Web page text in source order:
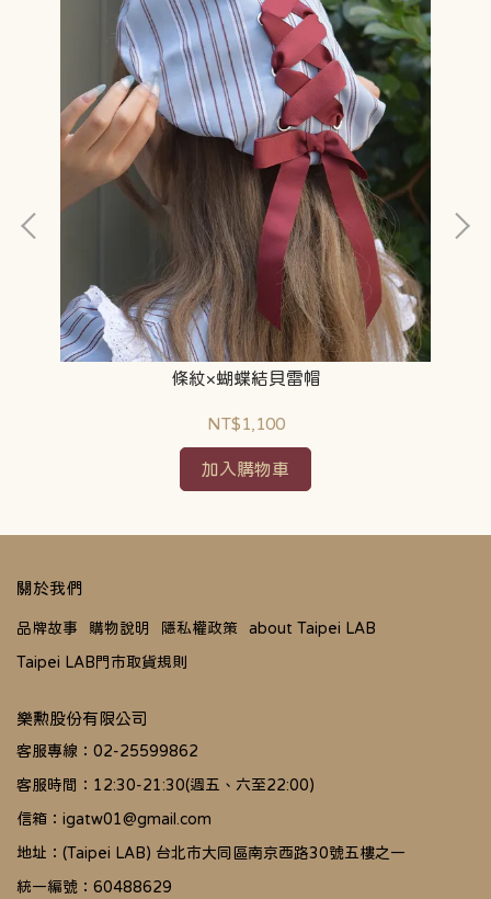
條紋×蝴蝶結貝雷帽
NT$1,100
加入購物車
關於我們
品牌故事 購物說明 隱私權政策
about Taipei LAB
Taipei LAB門市取貨規則
樂勲股份有限公司
客服專線：02-25599862
客服時間：12:30-21:30(週五、六至22:00)
信箱：igatw01@gmail.com
地址：(Taipei LAB) 台北市大同區南京西路30號五樓之一
統一編號：60488629